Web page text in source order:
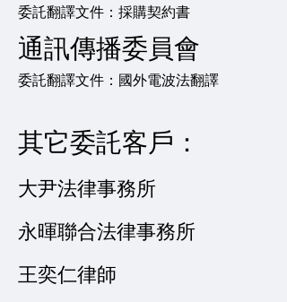
委託翻譯文件：採購契約書
通訊傳播委員會
委託翻譯文件：國外電波法翻譯
其它委託客戶：
大尹法律事務所
永暉聯合法律事務所
王奕仁律師